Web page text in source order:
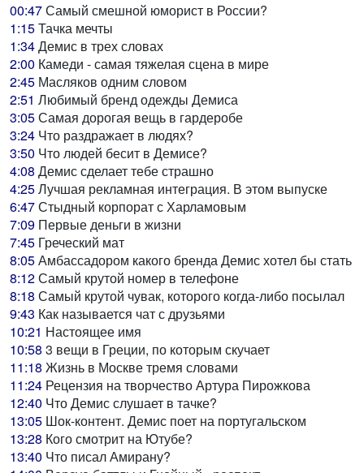
00:47Самый смешной юморист в России?
1:15Тачка мечты
1:34Демис в трех словах
2:00 Камеди - самая тяжелая сцена в мире
2:45 Масляков одним словом
2:51 Любимый бренд одежды Демиса
3:05Самая дорогая вещь в гардеробе
3:24 Что раздражает в людях?
3:50 Что людей бесит в Демисе?
4:08 Демис сделает тебе страшно
4:25Лучшая рекламная интеграция. В этом выпуске
6:47Стыдный корпорат с Харламовым
7:09 Первые деньги в жизни
7:45 Греческий мат
8:05Амбассадором какого бренда Демис хотел бы стать
8:12Самый крутой номер в телефоне
8:18 Самый крутой чувак, которого когда-либо посылал
9:43 Как называется чат с друзьями
10:21 Настоящее имя
10:58 3 вещи в Греции, по которым скучает
11:18 Жизнь в Москве тремя словами
11:24 Рецензия на творчество Артура Пирожкова
12:40 Что Демис слушает в тачке?
13:05 Шок-контент. Демис поет на португальском
13:28 Кого смотрит на Ютубе?
13:40 Что писал Амирану?